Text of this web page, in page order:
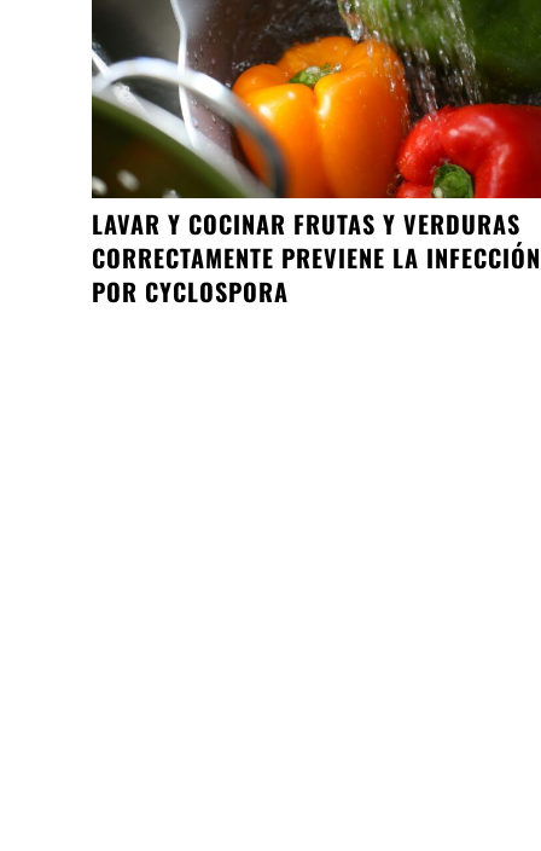
LAVAR Y COCINAR FRUTAS Y VERDURAS
CORRECTAMENTE PREVIENE LA INFECCIÓN
POR CYCLOSPORA